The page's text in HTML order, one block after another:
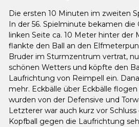
Die ersten 10 Minuten im zweiten
In der 56. Spielminute bekamen
linken Seite ca. 10 Meter hinter der
flankte den Ball an den
Bruder im Sturmzentrum vertrat,
schönen Wetters und köpfte den
Laufrichtung von Reimpell ein.
mehr. Eckbälle über Eckbälle
wurden von der Defensive und
Letzterer war auch kurz vor
Kopfball gegen die Laufrichtung